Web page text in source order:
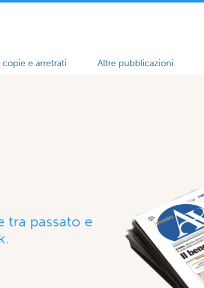
copie e arretrati Altre pubblicazioni
tra passato e